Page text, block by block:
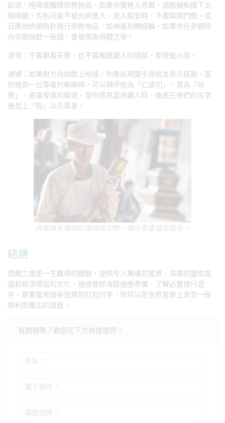
飲酒、喧嘩或觸摸宗教物品。如果你要進入寺廟，請脫帽和摘下太
陽眼鏡，否則可能不被允許進入。進入殿堂時，不要踩踏門檻。並
且應始終順時針繞行宗教物品，如神龕和轉經輪。如果你在參觀時
向寺廟捐獻一些錢，會被視為得體之舉。
習俗：不要觀看天葬，也不要觸摸藏人的頭部，即使是小孩。
禮儀：如果對方向你獻上哈達，你應該用雙手接過並表示感謝。當
你遇到一位尊敬的喇嘛時，可以稱呼他為「仁波切」，意為「珍
寶」，是最尊貴的稱號。當你遇見當地藏人時，總是在他們的名字
後加上「啦」以示尊重。
西藏擁有獨特的傳統與宗教。最好尊重當地習俗。
結語
西藏之旅是一生難得的體驗，提供令人驚嘆的風景、深厚的靈性底
蘊和根深蒂固的文化。通過做好海拔適應準備、了解必要旅行證
件、尊重當地習俗並周到打包行李，你可以在世界屋脊上享受一段
順利而難忘的旅程。
有問題嗎？歡迎在下方快速提問！